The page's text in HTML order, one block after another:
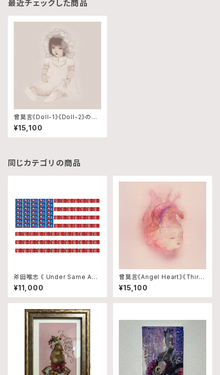
最近チェックした商品
曾莫言《Doll-1》《Doll-2》のセ
ット
¥15,100
同じカテゴリの商品
斧田唯志 《 Under Same Am
erica 》
¥11,000
曾莫言《Angel Heart》《Third
Eye》のセット
¥15,100